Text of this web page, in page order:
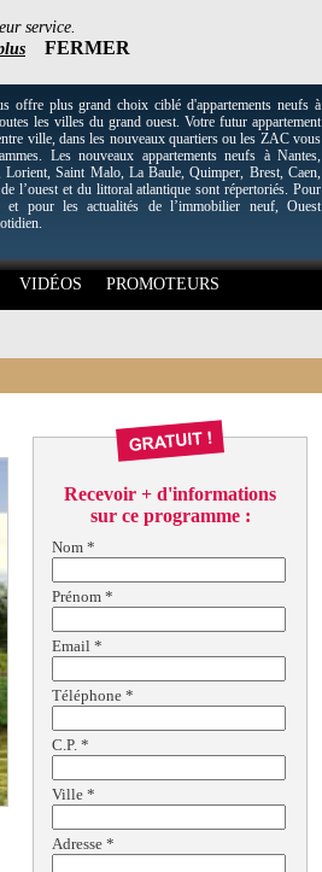
service.
FERMER
plus grand choix ciblé d'appartements neufs à
les villes du grand ouest. Votre futur appartement
ville, dans les nouveaux quartiers ou les ZAC vous
Les nouveaux appartements neufs à Nantes,
Lorient, Saint Malo, La Baule, Quimper, Brest, Caen,
l’ouest et du littoral atlantique sont répertoriés. Pour
et pour les actualités de l’immobilier neuf, Ouest
VIDÉOS PROMOTEURS
Recevoir + d'informations
sur ce programme :
Nom *
Prénom *
Email *
Téléphone *
C.P. *
Ville *
Adresse *